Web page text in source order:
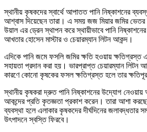
স্থানীয় কৃষকদের স্বার্থে আপাতত পানি নিষ্কাশনের
আশ্বাস দিয়েছেন তারা। এ সময় জজ মিয়ার জমির ভেতর
উয়াল এর ড্রেন স্থাপন করে স্থায়ীভাবে পানি
আখতার হোসেন মাস্টার ও চেয়ারম্যান লিটন আকন্দ।
এদিকে পানি জমে ফসলি জমির ক্ষতি হওয়ায়
সহায়তা প্রদান করা হয়। ভারপ্রাপ্ত চেয়ারম্যান লিটন
কারণে কোনো কৃষকের ফসল ক্ষতিগ্রস্ত হলে তার
স্থানীয় কৃষকরা দ্রুত পানি নিষ্কাশনের উদ্যোগ নেওয়ায়
আকন্দের প্রতি কৃতজ্ঞতা প্রকাশ করেন। তারা আশা
ব্যবস্থা হলে এলাকার কৃষকদের দীর্ঘদিনের জলাবদ্ধতার
উৎপাদনে স্বস্তি ফিরবে।